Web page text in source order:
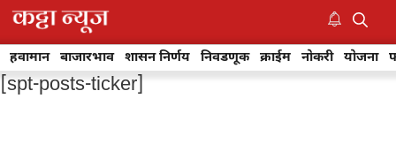
Skip
content
हवामान बाजारभाव शासन निर्णय निवडणूक क्राईम नोकरी योजना
[spt-posts-ticker]